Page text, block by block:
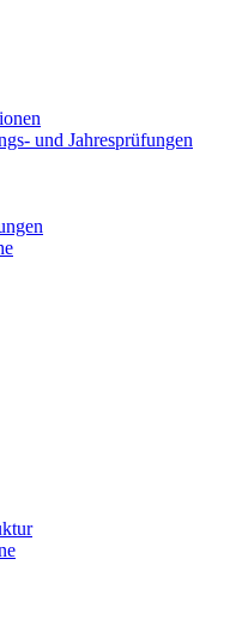
und Jahresprüfungen